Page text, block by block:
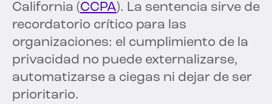
California (CCPA). La sentencia sirve de
recordatorio crítico para las
organizaciones: el cumplimiento de la
privacidad no puede externalizarse,
automatizarse a ciegas ni dejar de ser
prioritario.